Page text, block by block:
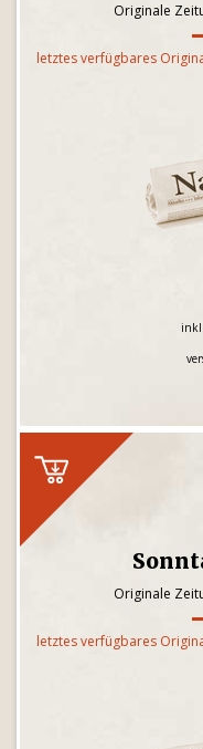
Originale
letztes verfügbares
Originale
letztes verfügbares